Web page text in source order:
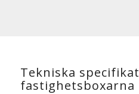
Tekniska
fastighetsboxarna